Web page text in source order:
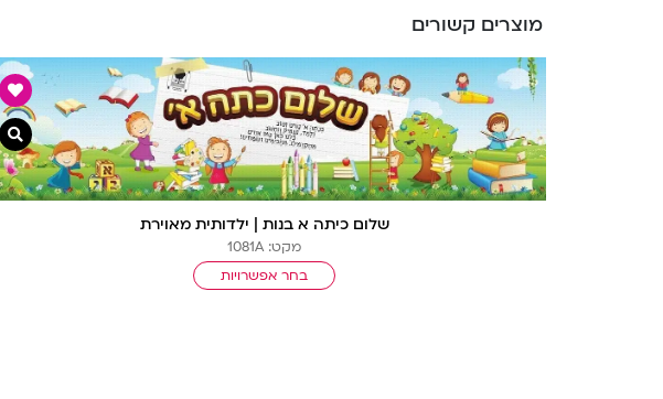
מוצרים קשורים
שלום כיתה א בנות | ילדותית מאוירת
מקט: 1081A
בחר אפשרויות